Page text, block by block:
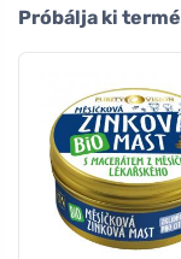
Próbálja ki